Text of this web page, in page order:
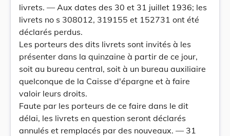
livrets. — Aux dates des 30 et 31 juillet 1936; les
livrets no s 308012, 319155 et 152731 ont été
déclarés perdus.
Les porteurs des dits livrets sont invités à les
présenter dans la quinzaine à partir de ce jour,
soit au bureau central, soit à un bureau auxiliaire
quelconque de la Caisse d'épargne et à faire
valoir leurs droits.
Faute par les porteurs de ce faire dans le dit
délai, les livrets en question seront déclarés
annulés et remplacés par des nouveaux. — 31